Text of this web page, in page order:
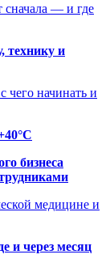
сначала — и где
технику и
чего начинать и
бизнеса
медицине и
и через месяц